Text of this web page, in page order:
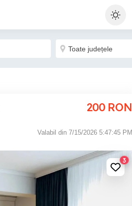
200 RON
Valabil din 7/15/2026 5:47:45 PM
3